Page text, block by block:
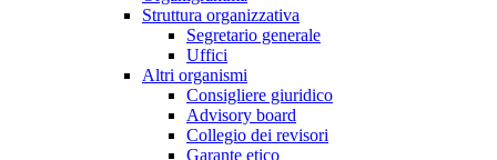
Struttura organizzativa
Segretario generale
Uffici
Altri organismi
Consigliere giuridico
Advisory board
Collegio dei revisori
Garante etico